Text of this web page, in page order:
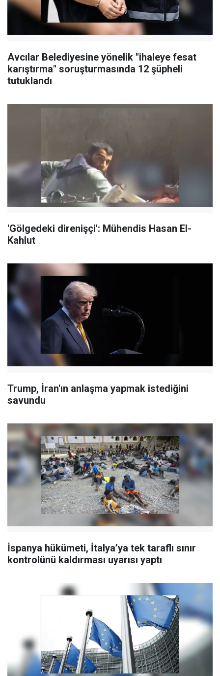
Avcılar Belediyesine yönelik "ihaleye fesat
karıştırma" soruşturmasında 12 şüpheli
tutuklandı
'Gölgedeki direnişçi': Mühendis Hasan El-
Kahlut
Trump, İran'ın anlaşma yapmak istediğini
savundu
İspanya hükümeti, İtalya’ya tek taraflı sınır
kontrolünü kaldırması uyarısı yaptı